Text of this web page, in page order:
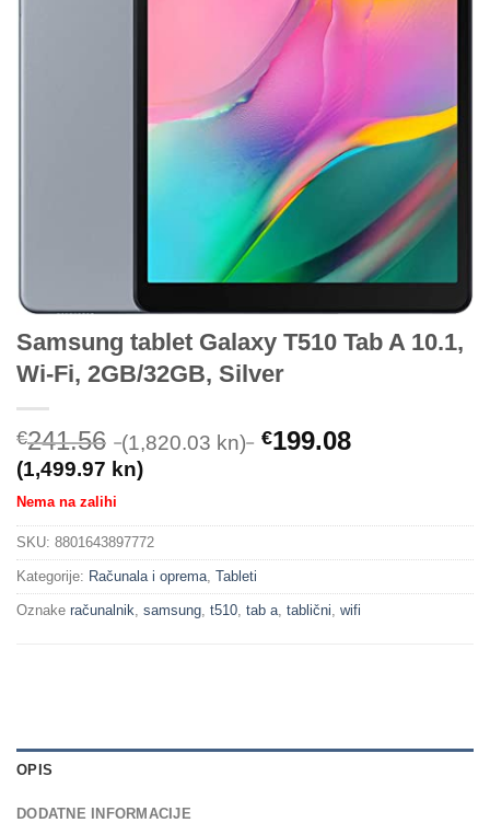
Samsung tablet Galaxy T510 Tab A 10.1,
Wi-Fi, 2GB/32GB, Silver
€241.56 (1,820.03 kn) €199.08
(1,499.97 kn)
Nema na zalihi
SKU: 8801643897772
Kategorije: Računala i oprema, Tableti
Oznake računalnik, samsung, t510, tab a, tablični, wifi
OPIS
DODATNE INFORMACIJE